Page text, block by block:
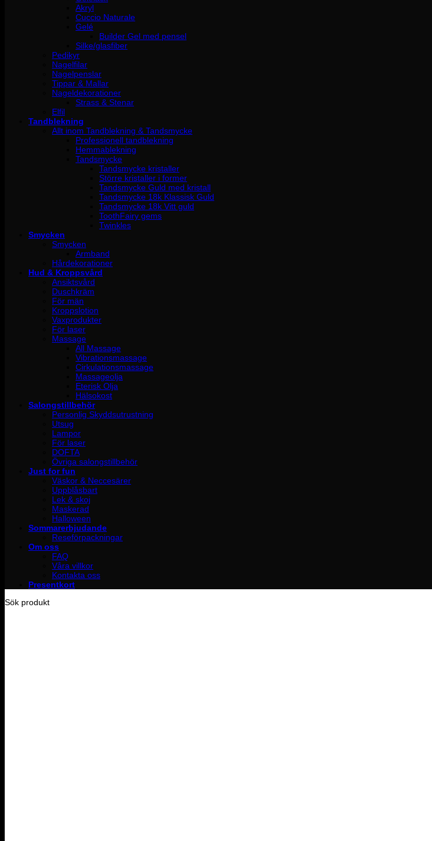
Akryl
Cuccio Naturale
Gelé
Builder Gel med pensel
Silke/glasfiber
Pedikyr
Nagelfilar
Nagelpenslar
Tippar & Mallar
Nageldekorationer
Strass & Stenar
Elfil
Tandblekning
Allt inom Tandblekning & Tandsmycke
Professionell tandblekning
Hemmablekning
Tandsmycke
Tandsmycke kristaller
Större kristaller i former
Tandsmycke Guld med kristall
Tandsmycke 18k Klassisk Guld
Tandsmycke 18k Vitt guld
ToothFairy gems
Twinkles
Smycken
Smycken
Armband
Hårdekorationer
Hud & Kroppsvård
Ansiktsvård
Duschkräm
För män
Kroppslotion
Vaxprodukter
För laser
Massage
All Massage
Vibrationsmassage
Cirkulationsmassage
Massageolja
Eterisk Olja
Hälsokost
Salongstillbehör
Personlig Skyddsutrustning
Utsug
Lampor
För laser
DOFTA
Övriga salongstillbehör
Just for fun
Väskor & Neccesärer
Uppblåsbart
Lek & skoj
Maskerad
Halloween
Sommarerbjudande
Reseförpackningar
Om oss
FAQ
Våra villkor
Kontakta oss
Presentkort
Sök produkt